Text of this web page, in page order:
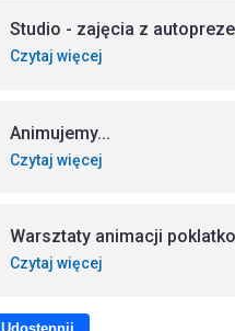
Studio - zajęcia z
Czytaj więcej
Animujemy...
Czytaj więcej
Warsztaty animacji
Czytaj więcej